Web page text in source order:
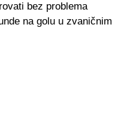
bez problema
na golu u zvaničnim